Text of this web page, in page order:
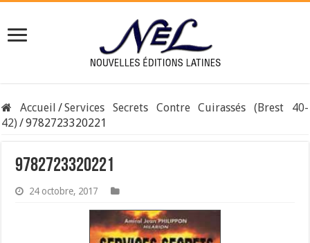
Accueil /Services Secrets Contre Cuirassés (Brest 40-
42) /9782723320221
9782723320221
24 octobre, 2017